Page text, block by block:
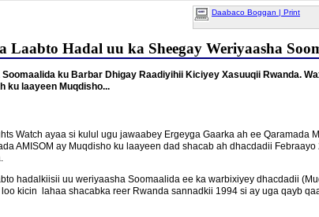
Daabaco Boggan | Print
Hadal uu ka Sheegay Weriyaasha
ku Barbar Dhigay Raadiyihii Kiciyey Xasuuqii Rwanda.
ku laayeen Muqdisho...
Watch ayaa si kulul ugu jawaabey Ergeyga Gaarka ah ee Qaramada
AMISOM ay Muqdisho ku laayeen dad shacab ah dhacdadii Febraayo
hadalkiisii uu weriyaasha Soomaalida ee ka warbixiyey dhacdadii
kicin lahaa shacabka reer Rwanda sannadkii 1994 si ay uga qayb